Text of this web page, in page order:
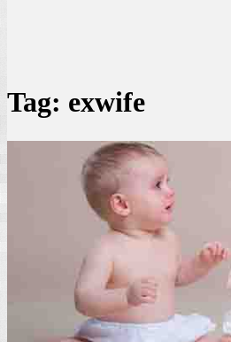
Tag: exwife